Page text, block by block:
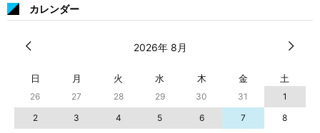
カレンダー
2026年 8月
日 月 火 水 木 金 土
26 27 28 29 30 31
1
2
3 4 5 6 7
8